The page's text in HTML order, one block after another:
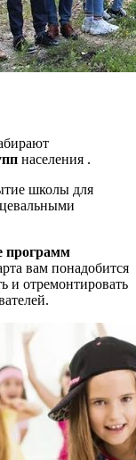
населения .
школы для
программ
вам понадобится
и отремонтировать